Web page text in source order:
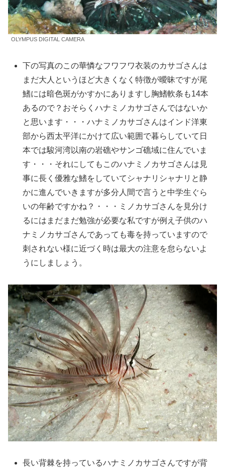
OLYMPUS DIGITAL CAMERA
下の写真のこの華憐なフワフワ衣装のカサゴさんは
まだ大人というほど大きくなく特徴が曖昧ですが尾
鰭には暗色斑がかすかにありますし胸鰭軟条も14本
あるので？おそらくハナミノカサゴさんではないか
と思います・・・ハナミノカサゴさんはインド洋東
部から西太平洋にかけて広い範囲で暮らしていて日
本では駿河湾以南の岩礁やサンゴ礁域に住んでいま
す・・・それにしてもこのハナミノカサゴさんは見
事に長く優雅な鰭をしていてシャナリシャナリと静
かに進んでいきますが多分人間で言うと中学生ぐら
いの年齢ですかね？・・・ミノカサゴさんを見分け
るにはまだまだ勉強が必要な私ですが例え子供のハ
ナミノカサゴさんであっても毒を持っていますので
刺されない様に近づく時は最大の注意を怠らないよ
うにしましょう。
長い背棘を持っているハナミノカサゴさんですが背